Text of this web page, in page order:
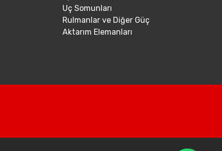
Uç Somunları
Rulmanlar ve Diğer Güç
Aktarım Elemanları